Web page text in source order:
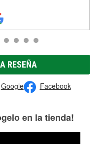
RESEÑA
Google Facebook
en la tienda!